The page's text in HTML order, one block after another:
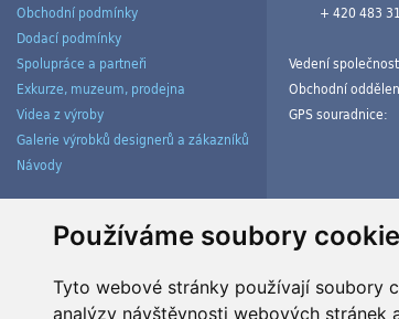
Používáme soubory
Tyto webové stránky používají soubory
analýzy návštěvnosti webových stránek
Obchodní podmínky
Dodací podmínky
Spolupráce a partneři
Exkurze, muzeum, prodejna
Videa z výroby
Galerie výrobků designerů a zákazníků
Návody
+ 420 483
Vedení
Obchodní
GPS souradnice: